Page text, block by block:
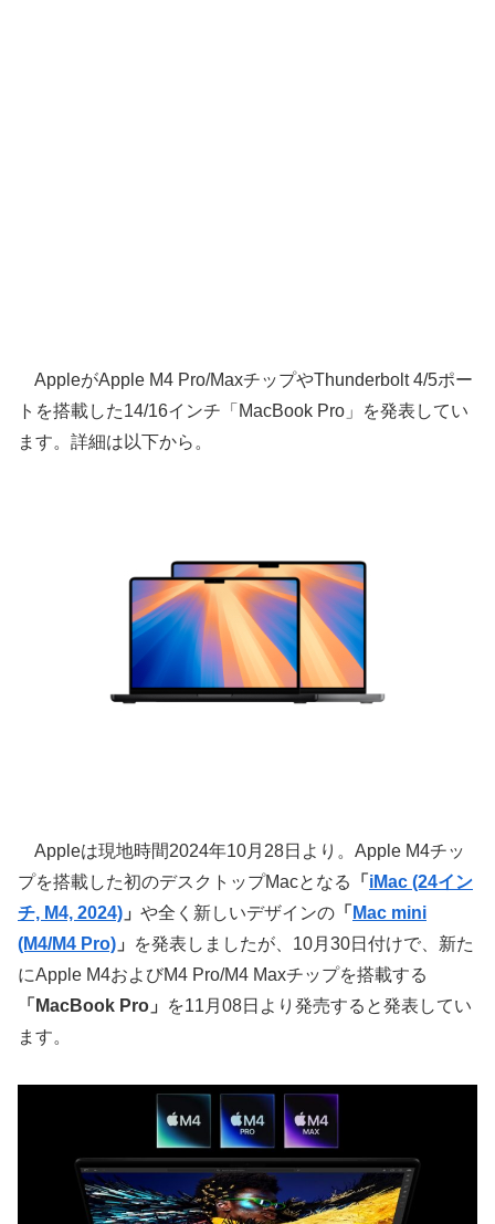
AppleがApple M4 Pro/MaxチップやThunderbolt 4/5ポー
トを搭載した14/16インチ「MacBook Pro」を発表してい
ます。詳細は以下から。
Appleは現地時間2024年10月28日より。Apple M4チッ
プを搭載した初のデスクトップMacとなる
「 iMac (24イン
チ, M4, 2024) 」 や全く新しいデザインの 「 Mac mini
(M4/M4 Pro) 」
を発表しましたが、10月30日付けで、新た
にApple M4およびM4 Pro/M4 Maxチップを搭載する
「MacBook Pro」
を11月08日より発売すると発表してい
ます。